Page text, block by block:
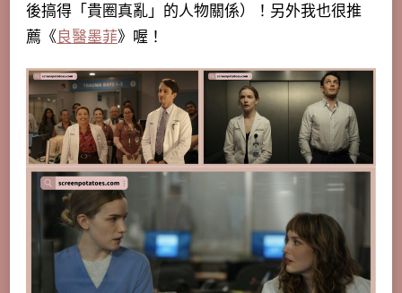
後搞得「貴圈真亂」的人物關係）！另外我也很推
薦《良醫墨菲》喔！